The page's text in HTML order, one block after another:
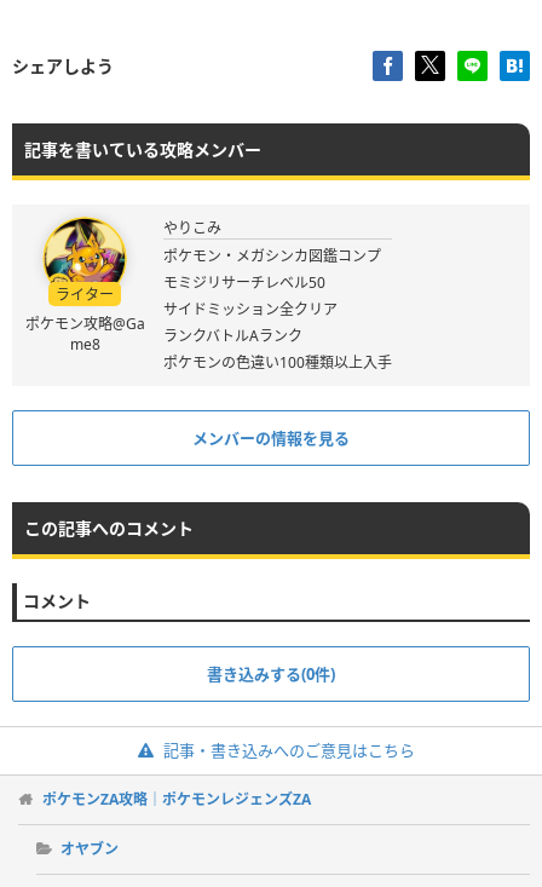
シェアしよう
記事を書いている攻略メンバー
ライター
ポケモン攻略@Ga
me8
やりこみ
ポケモン・メガシンカ図鑑コンプ
モミジリサーチレベル50
サイドミッション全クリア
ランクバトルAランク
ポケモンの色違い100種類以上入手
メンバーの情報を見る
この記事へのコメント
コメント
書き込みする(0件)
記事・書き込みへのご意見はこちら
ポケモンZA攻略｜ポケモンレジェンズZA
オヤブン